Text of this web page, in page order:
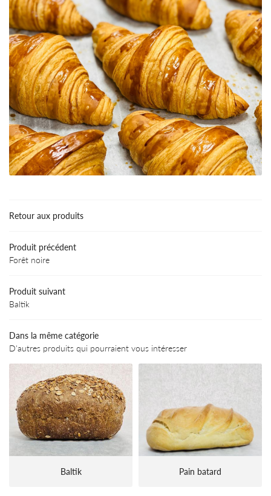
Viennoiserie
repas & buffet
Menu
créations
Avis
Actualités
Contact
Retour aux produits
Produit précédent
Forêt noire
Produit suivant
Baltik
Dans la même catégorie
D'autres produits qui pourraient vous intéresser
Baltik Pain batard